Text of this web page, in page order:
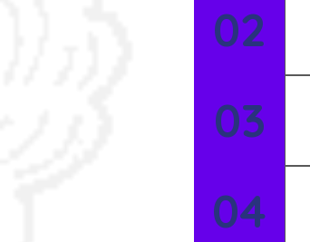
02
03
04